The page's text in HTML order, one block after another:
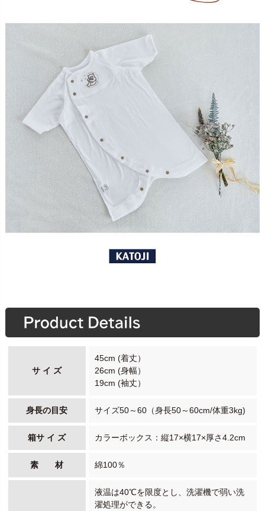
サ イ ズ
45cm (着丈）
26cm (身幅）
19cm (袖丈）
身長の目安 サイズ50～60（身長50～60cm/体重3kg)
箱サ イ ズ カラーボックス：縦17×横17×厚さ4.2cm
素 材 綿100％
液温は40℃を限度とし、洗濯機で弱い洗
濯処理ができる。